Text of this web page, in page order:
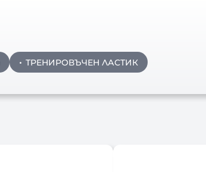
ТРЕНИРОВЪЧЕН ЛАСТИК